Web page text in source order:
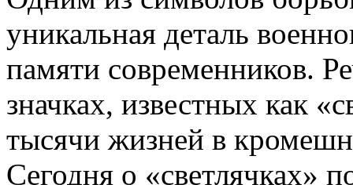
уникальная деталь
памяти современников.
значках, известных как
тысячи жизней в
Сегодня о «светлячках»